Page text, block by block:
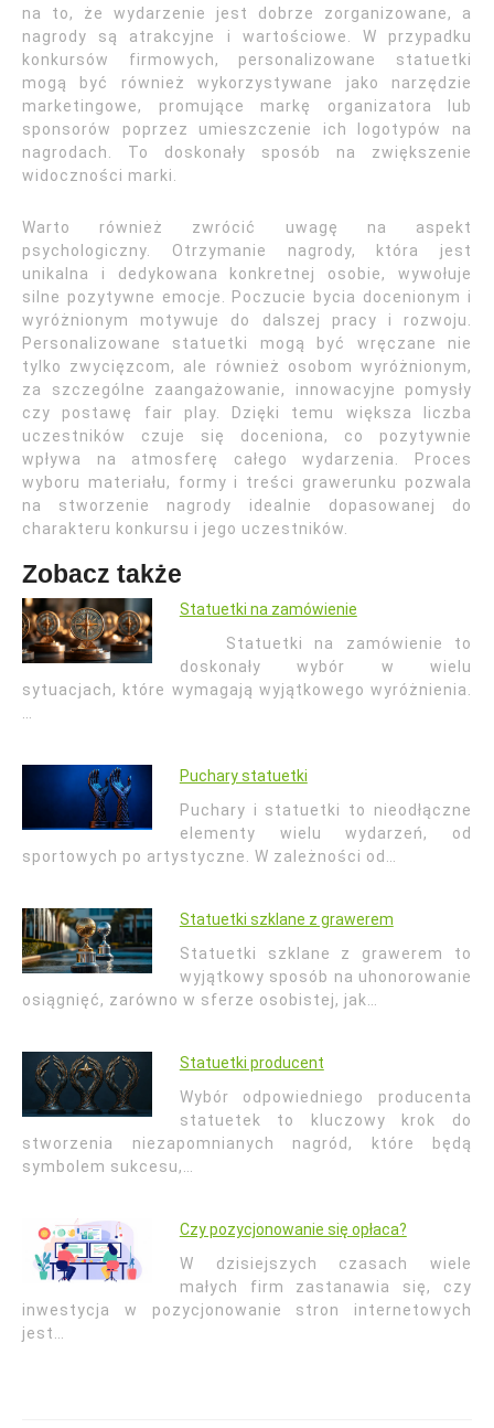
na to, że wydarzenie jest dobrze zorganizowane, a
nagrody są atrakcyjne i wartościowe. W przypadku
konkursów firmowych, personalizowane statuetki
mogą być również wykorzystywane jako narzędzie
marketingowe, promujące markę organizatora lub
sponsorów poprzez umieszczenie ich logotypów na
nagrodach. To doskonały sposób na zwiększenie
widoczności marki.
Warto również zwrócić uwagę na aspekt
psychologiczny. Otrzymanie nagrody, która jest
unikalna i dedykowana konkretnej osobie, wywołuje
silne pozytywne emocje. Poczucie bycia docenionym i
wyróżnionym motywuje do dalszej pracy i rozwoju.
Personalizowane statuetki mogą być wręczane nie
tylko zwycięzcom, ale również osobom wyróżnionym,
za szczególne zaangażowanie, innowacyjne pomysły
czy postawę fair play. Dzięki temu większa liczba
uczestników czuje się doceniona, co pozytywnie
wpływa na atmosferę całego wydarzenia. Proces
wyboru materiału, formy i treści grawerunku pozwala
na stworzenie nagrody idealnie dopasowanej do
charakteru konkursu i jego uczestników.
Zobacz także
Statuetki na zamówienie
Statuetki na zamówienie to
doskonały wybór w wielu
sytuacjach, które wymagają wyjątkowego wyróżnienia.
Puchary statuetki
Puchary i statuetki to nieodłączne
elementy wielu wydarzeń, od
sportowych po artystyczne. W zależności od…
Statuetki szklane z grawerem
Statuetki szklane z grawerem to
wyjątkowy sposób na uhonorowanie
osiągnięć, zarówno w sferze osobistej, jak…
Statuetki producent
Wybór odpowiedniego producenta
statuetek to kluczowy krok do
stworzenia niezapomnianych nagród, które będą
symbolem sukcesu,…
Czy pozycjonowanie się opłaca?
W dzisiejszych czasach wiele
małych firm zastanawia się, czy
inwestycja w pozycjonowanie stron internetowych
jest…